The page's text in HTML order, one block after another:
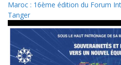
Maroc : 16ème édition du Forum
Tanger